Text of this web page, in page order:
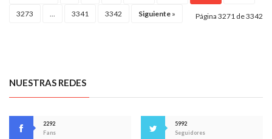
3273 3341 3342 Siguiente » Página 3271 de 3342
NUESTRAS REDES
2292
Fans
5992
Seguidores